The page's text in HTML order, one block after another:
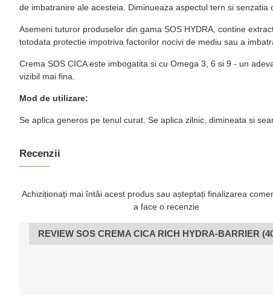
de imbatranire ale acesteia. Diminueaza aspectul tern si
Asemeni tuturor produselor din gama SOS HYDRA, contine
totodata protectie impotriva factorilor nocivi de mediu sau a
Crema SOS CICA este imbogatita si cu Omega 3, 6 si 9 - un
vizibil mai fina.
Mod de utilizare:
Se aplica generos pe tenul curat. Se aplica zilnic, dimineata si
Recenzii
Achiziționați mai întâi acest produs sau așteptați finalizarea
a face o recenzie
REVIEW SOS CREMA CICA RICH HYDRA-BARRIER